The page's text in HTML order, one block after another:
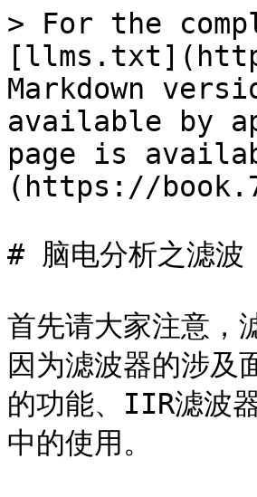
> For the
Markdown
available by
page is
(https://
# 脑电分析之滤波
首先请大家注意，
因为滤波器的涉及
的功能、IIR滤波
中的使用。